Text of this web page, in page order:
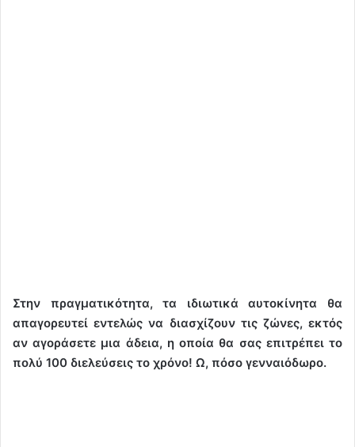
Στην πραγματικότητα, τα ιδιωτικά αυτοκίνητα θα
απαγορευτεί εντελώς να διασχίζουν τις ζώνες, εκτός
αν αγοράσετε μια άδεια, η οποία θα σας επιτρέπει το
πολύ 100 διελεύσεις το χρόνο! Ω, πόσο γενναιόδωρο.